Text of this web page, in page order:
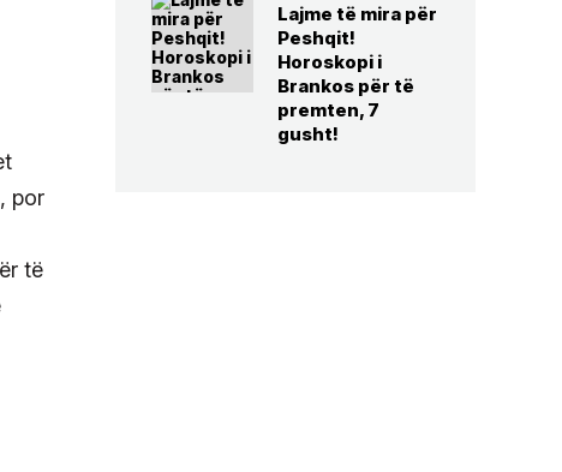
por
të
Lajme të mira për
Peshqit!
Horoskopi i
Brankos për të
premten, 7
gusht!